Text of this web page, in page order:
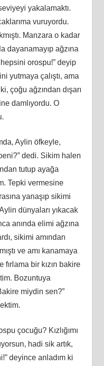
yakalamaktı.
vuruyordu.
Manzara o kadar
dayanamayıp ağzına
orospu!” deyip
yutmaya çalıştı, ama
çoğu ağzından dışarı
damlıyordu. O
Aylin öfkeyle,
dedi. Sikim halen
tutup ayağa
Tepki vermesine
yanaşıp sikimi
dünyaları yıkacak
anında elimi ağzına
sikimi amından
ve amı kanamaya
bir kızın bakire
Bozuntuya
miydin sen?”
çocuğu? Kızlığımı
hadi sik artık,
deyince anladım ki